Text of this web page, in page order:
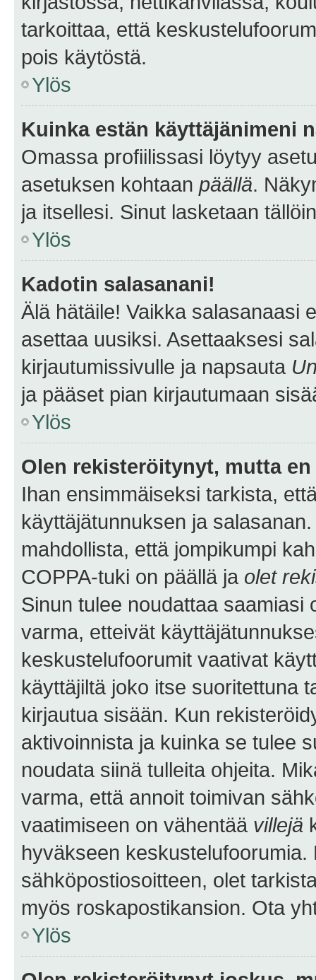
tarkoittaa, että
pois käytöstä.
Ylös
Kuinka estän käyttäjänimeni
Omassa profiilissasi löytyy
asetuksen kohtaan päällä.
ja itsellesi. Sinut lasketaan
Ylös
Kadotin salasanani!
Älä hätäile! Vaikka salasanaasi
asettaa uusiksi. Asettaaksesi
kirjautumissivulle ja napsauta
ja pääset pian kirjautumaan
Ylös
Olen rekisteröitynyt, mutta
Ihan ensimmäiseksi tarkista,
käyttäjätunnuksen ja
mahdollista, että jompikumpi
COPPA-tuki on päällä ja olet
Sinun tulee noudattaa saamiasi
varma, etteivät
keskustelufoorumit vaativat
käyttäjiltä joko itse suoritettuna
kirjautua sisään. Kun
aktivoinnista ja kuinka se tulee
noudata siinä tulleita ohjeita.
varma, että annoit toimivan
vaatimiseen on vähentää villejä
hyväkseen
sähköpostiosoitteen, olet
myös roskapostikansion. Ota
Ylös